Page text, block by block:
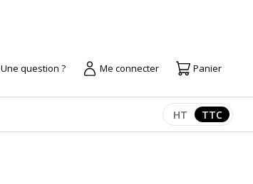
Une question ? Me connecter Panier
Afficher les
HT TTC